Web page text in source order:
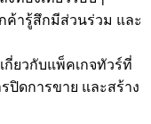
ค้ารู้สึกมีส่วนร่วม และ
กี่ยวกับแพ็คเกจทัวร์ที่
ปิดการขาย และสร้าง